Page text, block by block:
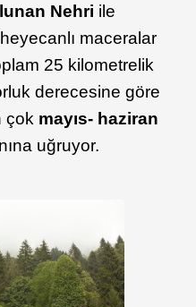
Nehri ile
maceralar
25 kilometrelik
derecesine göre
çok mayıs- haziran
uğruyor.